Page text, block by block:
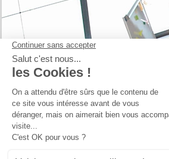
CONTACTEZ-NOUS
Restez informé et recevez nos actualités !